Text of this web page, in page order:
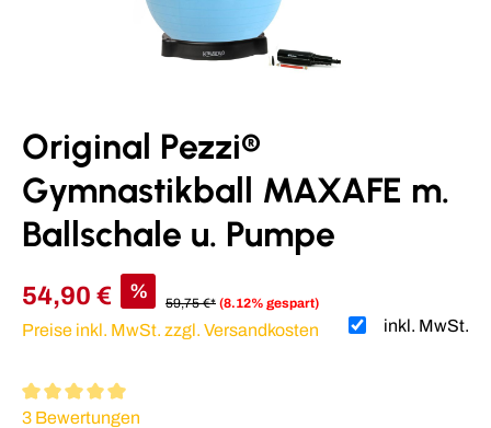
Original Pezzi®
Gymnastikball MAXAFE m.
Ballschale u. Pumpe
54,90 € %
59,75 €* (8.12% gespart)
inkl. MwSt.
Preise inkl. MwSt. zzgl. Versandkosten
Durchschnittliche Bewertung von 5 von 5 Sternen
3 Bewertungen